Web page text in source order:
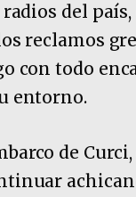
del
reclamos
con todo
entorno.
de